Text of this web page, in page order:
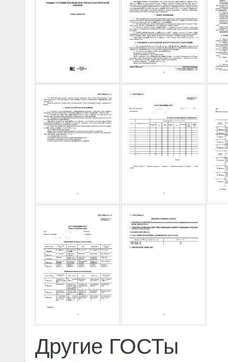
Другие ГОСТы